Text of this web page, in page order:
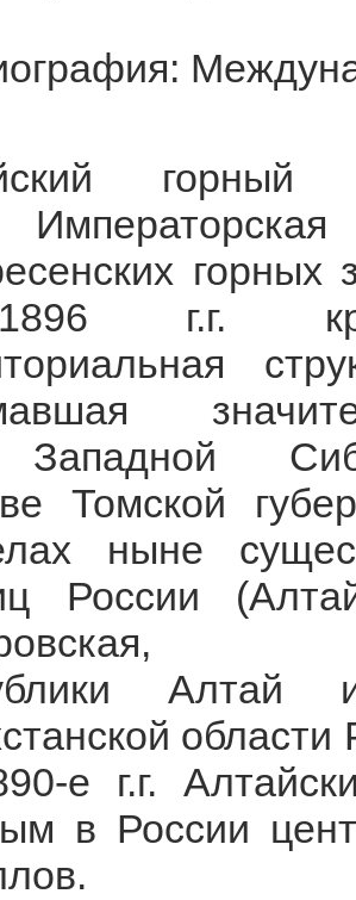
горный
1896 г.г.
Западной
Томской
ныне
России
е г.г.
в России